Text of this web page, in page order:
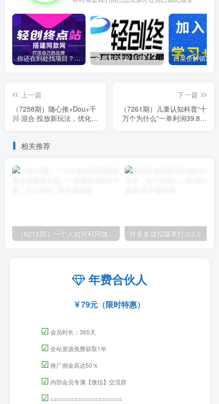
你还在到处找项目？还在当韭菜？我靠卖项目一个月收入5万+，曾经我也是个失败者。 全网VIP课程 无损下载~
上一篇
（7258期）随心推+Dou+千
川·混合·投放新玩法，优化直
下一篇
（7261期）儿童认知科普“十
万个为什么”一单利润39.8，
相关推荐
年费合伙人
79元（限时特惠）
☑ 会员时长：365天
☑ 全站资源免费获取1年
☑ 推广佣金高达50％
☑ 内部会员专属【微信】交流群
☑ =====================